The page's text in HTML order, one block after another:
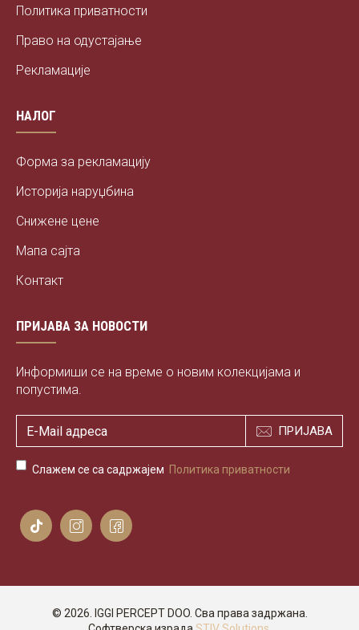
Политика приватности
Право на одустајање
Рекламације
НАЛОГ
Форма за рекламацију
Историја наруџбина
Снижене цене
Мапа сајта
Контакт
ПРИЈАВА ЗА НОВОСТИ
Информиши се на време о новим колекцијама и
попустима.
ПРИЈАВА
Слажем се са садржајем Политика приватности
© 2026. IGGI PERCEPT DOO. Сва права задржана.